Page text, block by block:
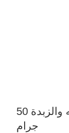
بسكويت الكاكاو مع الحنطه والزبدة 50
جرام